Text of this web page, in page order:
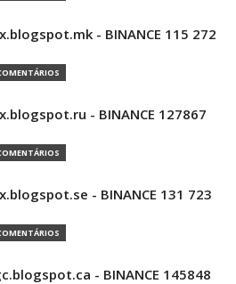
- BINANCE 115 272
- BINANCE 127867
- BINANCE 131 723
- BINANCE 145848